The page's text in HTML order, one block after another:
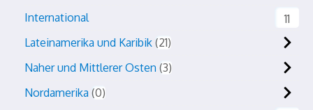
International
11
Lateinamerika und Karibik 21
Naher und Mittlerer Osten 3
Nordamerika 0